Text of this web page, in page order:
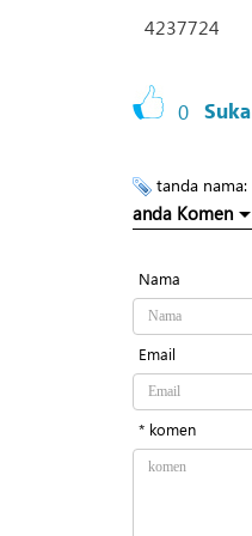
4237724
0 Suka
tanda nama:
anda Komen
Nama
Email
* komen